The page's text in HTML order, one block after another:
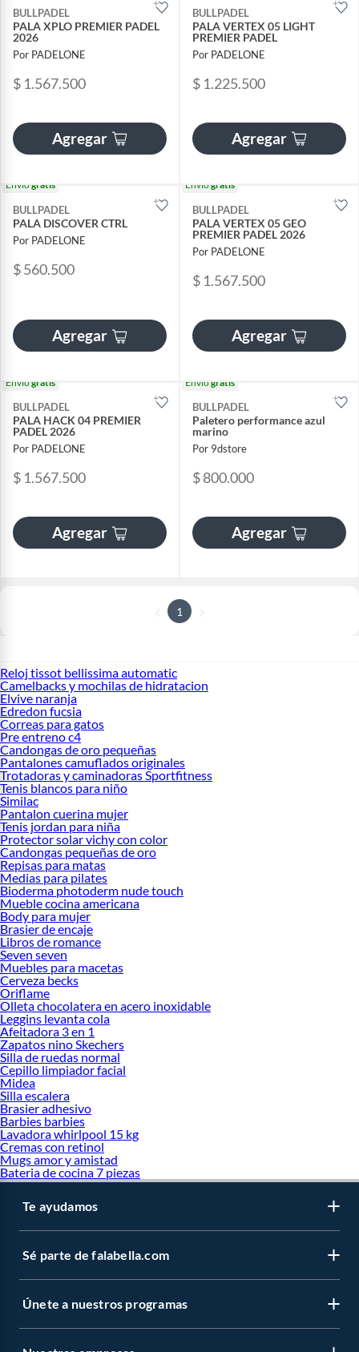
BULLPADEL
PALA XPLO PREMIER PADEL
2026
Por PADELONE
$ 1.567.500
Agregar
BULLPADEL
PALA VERTEX 05 LIGHT
PREMIER PADEL
Por PADELONE
$ 1.225.500
Agregar
Envíogratis
BULLPADEL
PALA DISCOVER CTRL
Por PADELONE
$ 560.500
Agregar
Envíogratis
BULLPADEL
PALA VERTEX 05 GEO
PREMIER PADEL 2026
Por PADELONE
$ 1.567.500
Agregar
Envíogratis
BULLPADEL
PALA HACK 04 PREMIER
PADEL 2026
Por PADELONE
$ 1.567.500
Agregar
Envíogratis
BULLPADEL
Paletero performance azul
marino
Por 9dstore
$ 800.000
Agregar
1
Reloj tissot bellissima automatic
Camelbacks y mochilas de hidratacion
Elvive naranja
Edredon fucsia
Correas para gatos
Pre entreno c4
Candongas de oro pequeñas
Pantalones camuflados originales
Trotadoras y caminadoras Sportfitness
Tenis blancos para niño
Similac
Pantalon cuerina mujer
Tenis jordan para niña
Protector solar vichy con color
Candongas pequeñas de oro
Repisas para matas
Medias para pilates
Bioderma photoderm nude touch
Mueble cocina americana
Body para mujer
Brasier de encaje
Libros de romance
Seven seven
Muebles para macetas
Cerveza becks
Oriflame
Olleta chocolatera en acero inoxidable
Leggins levanta cola
Afeitadora 3 en 1
Zapatos nino Skechers
Silla de ruedas normal
Cepillo limpiador facial
Midea
Silla escalera
Brasier adhesivo
Barbies barbies
Lavadora whirlpool 15 kg
Cremas con retinol
Mugs amor y amistad
Bateria de cocina 7 piezas
Te ayudamos
Sé parte de falabella.com
Únete a nuestros programas